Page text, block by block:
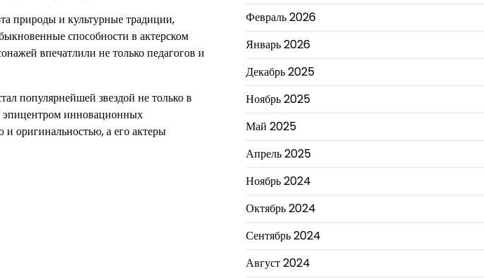
природы и культурные традиции,
способности в актерском
впечатлили не только педагогов и
популярнейшей звездой не только в
эпицентром инновационных
и оригинальностью, а его актеры
Февраль 2026
Январь 2026
Декабрь 2025
Ноябрь 2025
Май 2025
Апрель 2025
Ноябрь 2024
Октябрь 2024
Сентябрь 2024
Август 2024